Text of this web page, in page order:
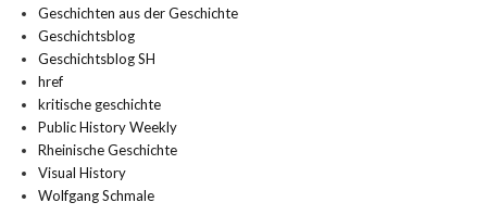
Geschichten aus der Geschichte
Geschichtsblog
Geschichtsblog SH
href
kritische geschichte
Public History Weekly
Rheinische Geschichte
Visual History
Wolfgang Schmale